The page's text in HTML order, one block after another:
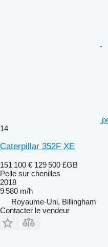
14
Caterpillar 352F XE
151 100 € 129 500 £GB
Pelle sur chenilles
2018
9 580 m/h
Royaume-Uni, Billingham
Contacter le vendeur